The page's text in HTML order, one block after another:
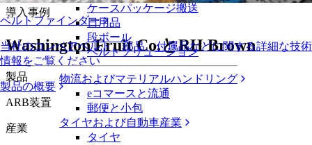
ベルトファインダー
当社のコンベアベルト、部品、付属品などに関する詳細な技術
情報をご覧ください
製品の概要
ケースパッケージ搬送
日用品
段ボール
ベルトソリューション
物流およびマテリアルハンドリング
eコマースと流通
郵便と小包
タイヤおよび自動車産業
タイヤ
導入事例
Washington Fruit Co.とRH Brown
製品
ARB装置
産業